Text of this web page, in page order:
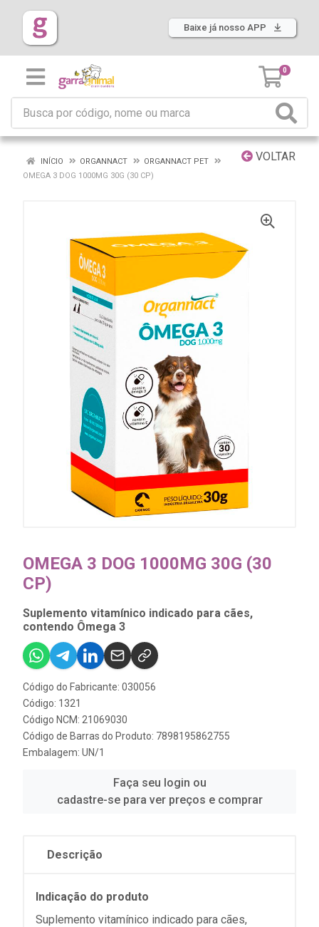
Baixe já nosso APP
0
VOLTAR
INÍCIO ORGANNACT
ORGANNACT PET
OMEGA 3 DOG 1000MG 30G (30 CP)
OMEGA 3 DOG 1000MG 30G (30
CP)
Suplemento vitamínico indicado para cães,
contendo Ômega 3
Código do Fabricante: 030056
Código: 1321
Código NCM: 21069030
Código de Barras do Produto: 7898195862755
Embalagem: UN/1
Faça seu login ou
cadastre-se para ver preços e comprar
Descrição
Indicação do produto
Suplemento vitamínico indicado para cães,